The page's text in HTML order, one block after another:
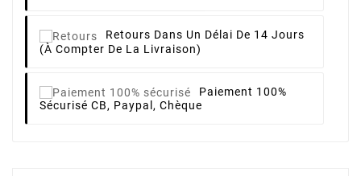
Retours Dans Un Délai De 14 Jours
(à Compter De La Livraison)
Paiement 100%
Sécurisé CB, Paypal, Chèque